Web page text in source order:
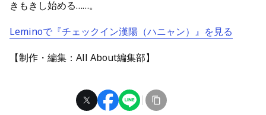
きもきし始める……。
Leminoで『チェックイン漢陽（ハニャン）』を見る
【制作・編集：All About編集部】